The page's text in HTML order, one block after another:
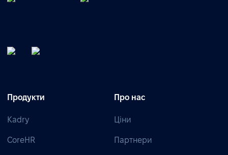
Продукти
Kadry
CoreHR
Про нас
Ціни
Партнери